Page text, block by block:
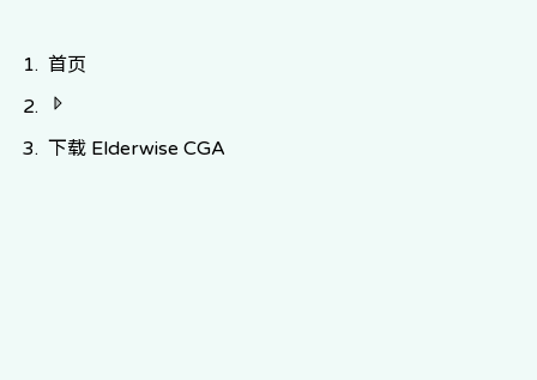
首页
下载 Elderwise CGA